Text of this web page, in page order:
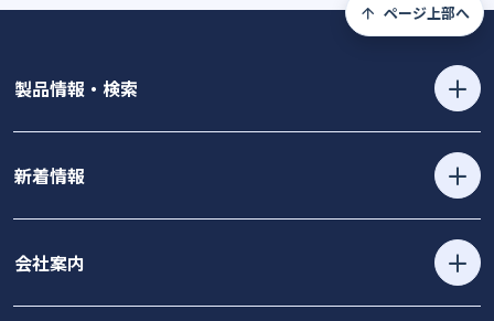
ページ上部へ
製品情報・検索
新着情報
会社案内